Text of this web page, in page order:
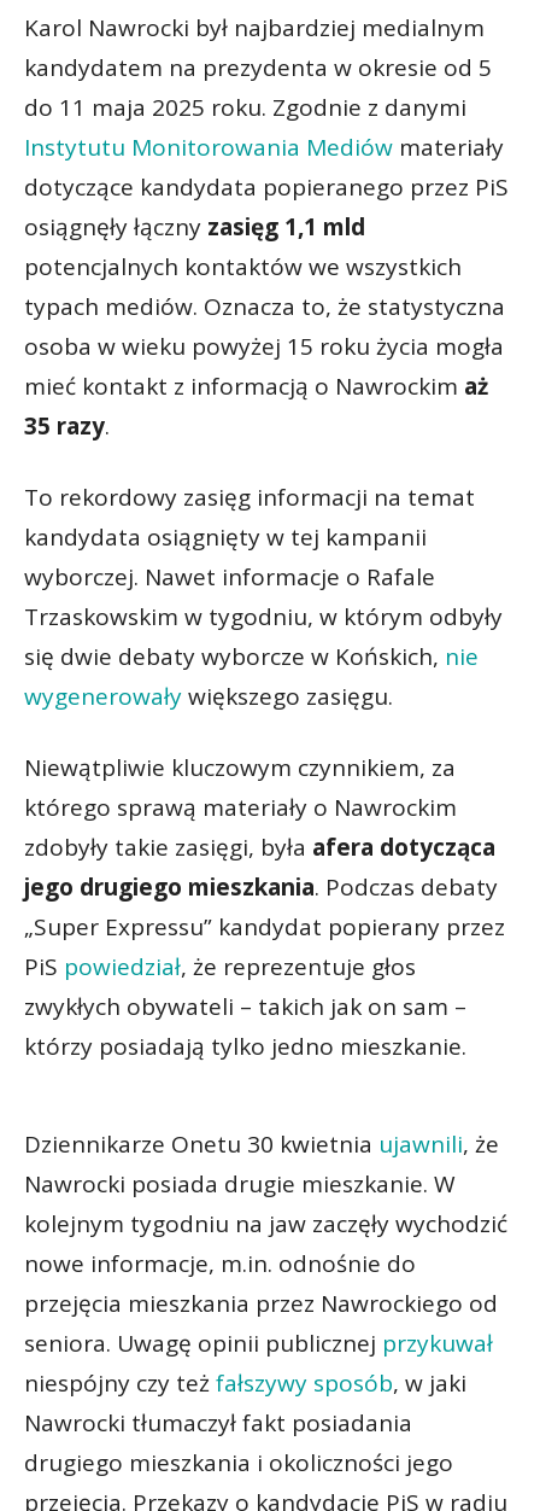
Karol Nawrocki był najbardziej medialnym
kandydatem na prezydenta w okresie od 5
do 11 maja 2025 roku. Zgodnie z danymi
Instytutu Monitorowania Mediów materiały
dotyczące kandydata popieranego przez PiS
osiągnęły łączny zasięg 1,1 mld
potencjalnych kontaktów we wszystkich
typach mediów. Oznacza to, że statystyczna
osoba w wieku powyżej 15 roku życia mogła
mieć kontakt z informacją o Nawrockim aż
35 razy.
To rekordowy zasięg informacji na temat
kandydata osiągnięty w tej kampanii
wyborczej. Nawet informacje o Rafale
Trzaskowskim w tygodniu, w którym odbyły
się dwie debaty wyborcze w Końskich, nie
wygenerowaływiększego zasięgu.
Niewątpliwie kluczowym czynnikiem, za
którego sprawą materiały o Nawrockim
zdobyły takie zasięgi, była afera dotycząca
jego drugiego mieszkania. Podczas debaty
„Super Expressu” kandydat popierany przez
PiS powiedział, że reprezentuje głos
zwykłych obywateli – takich jak on sam –
którzy posiadają tylko jedno mieszkanie.
Dziennikarze Onetu 30 kwietnia ujawnili, że
Nawrocki posiada drugie mieszkanie. W
kolejnym tygodniu na jaw zaczęły wychodzić
nowe informacje, m.in. odnośnie do
przejęcia mieszkania przez Nawrockiego od
seniora. Uwagę opinii publicznej przykuwał
niespójny czy teżfałszywy sposób, w jaki
Nawrocki tłumaczył fakt posiadania
drugiego mieszkania i okoliczności jego
przejęcia. Przekazy o kandydacie PiS w radiu